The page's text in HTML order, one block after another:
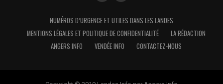
NUMÉROS D’URGENCE ET UTILES DANS LES LANDES
MENTIONS LÉGALES ET POLITIQUE DE CONFIDENTIALITÉ
LA RÉDACTION
ANGERS INFO
VENDÉE INFO CONTACTEZ-NOUS